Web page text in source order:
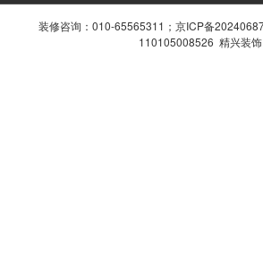
装修咨询：010-65565311； 京ICP备
110105008526 精兴装饰